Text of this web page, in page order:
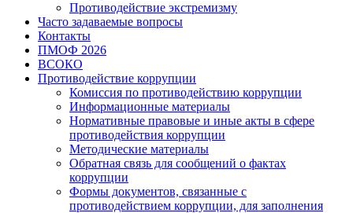
Противодействие экстремизму
Часто задаваемые вопросы
Контакты
ПМОФ 2026
ВСОКО
Противодействие коррупции
Комиссия по противодействию коррупции
Информационные материалы
Нормативные правовые и иные акты в сфере
противодействия коррупции
Методические материалы
Обратная связь для сообщений о фактах
коррупции
Формы документов, связанные с
противодействием коррупции, для заполнения